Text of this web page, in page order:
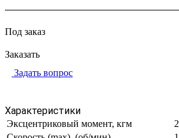
Под заказ
Заказать
Задать вопрос
Характеристики
Эксцентриковый момент, кгм